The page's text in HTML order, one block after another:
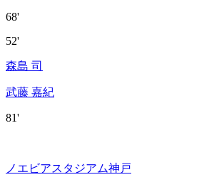
68'
52'
森島 司
武藤 嘉紀
81'
ノエビアスタジアム神戸